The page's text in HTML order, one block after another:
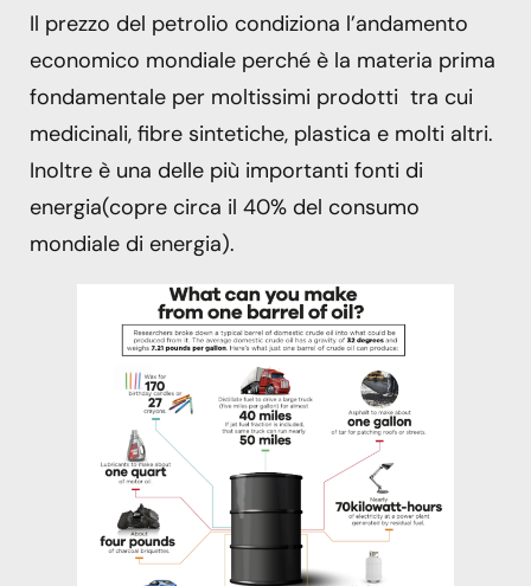
Il prezzo del petrolio condiziona l’andamento
economico mondiale perché è la materia prima
fondamentale per moltissimi prodotti tra cui
medicinali, fibre sintetiche, plastica e molti altri.
Inoltre è una delle più importanti fonti di
energia(copre circa il 40% del consumo
mondiale di energia).